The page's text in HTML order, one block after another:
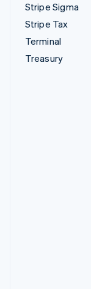
Stripe Sigma
Stripe Tax
Terminal
Treasury